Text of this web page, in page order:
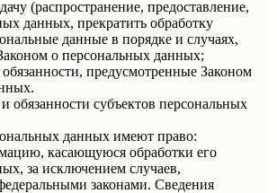
(распространение, предоставление,
данных, прекратить обработку
данные в порядке и случаях,
о персональных данных;
предусмотренные Законом
обязанности субъектов персональных
данных имеют право:
касающуюся обработки его
за исключением случаев,
законами. Сведения